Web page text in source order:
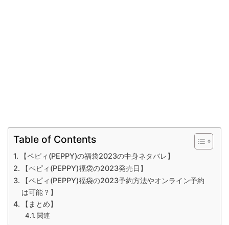
Table of Contents
【ペピィ(PEPPY)の福袋2023の中身ネタバレ】
【ペピィ(PEPPY)福袋の2023発売日】
【ペピィ(PEPPY)福袋の2023予約方法やオンライン予約
は可能？】
【まとめ】
関連